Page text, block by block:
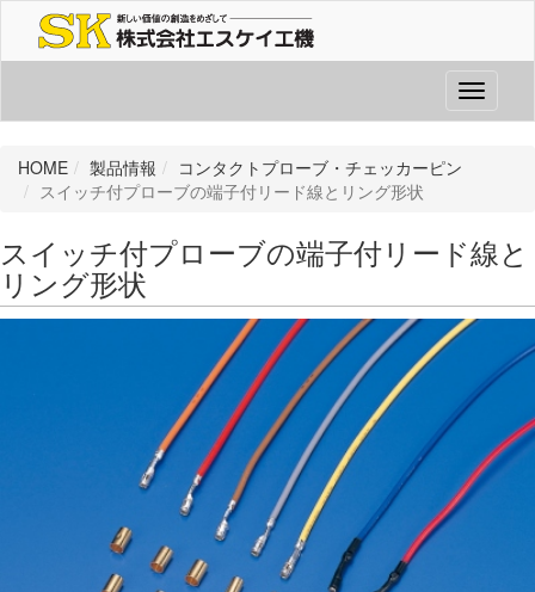
Toggle
HOME 製品情報
コンタクトプローブ・チェッカーピン
スイッチ付プローブの端子付リード線とリング形状
スイッチ付プローブの端子付リード線と
リング形状